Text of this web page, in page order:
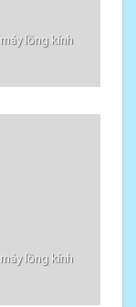
lồng kính
lồng kính